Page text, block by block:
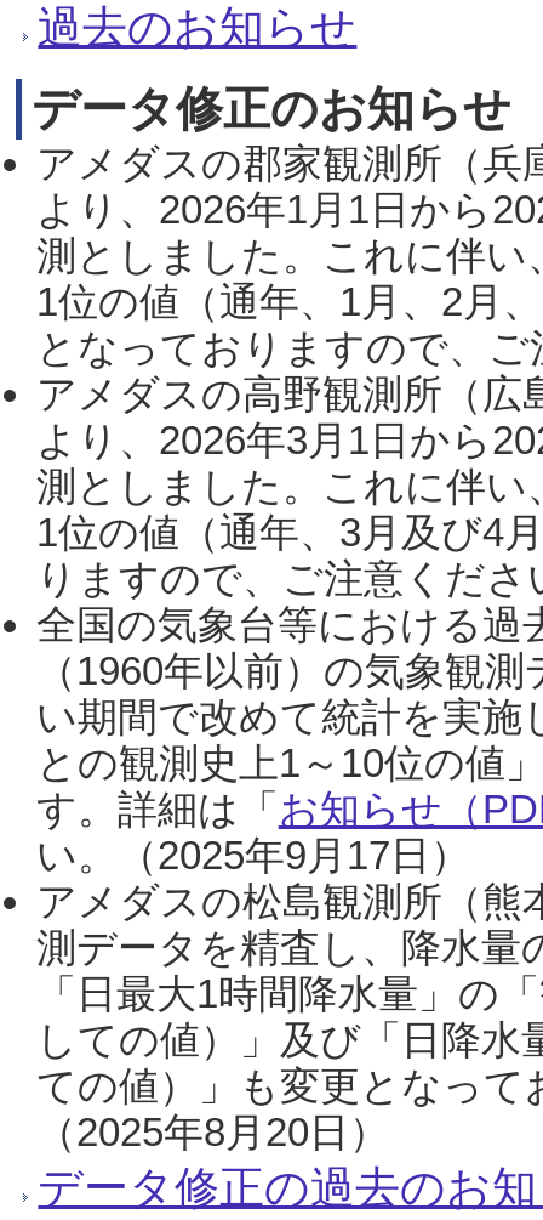
過去のお知らせ
データ修正のお知らせ
アメダスの郡家観測所（
より、2026年1月1日から
測としました。これに伴い
1位の値（通年、1月、2月
となっておりますので、
アメダスの高野観測所（
より、2026年3月1日から
測としました。これに伴い
1位の値（通年、3月及び4
りますので、ご注意くだ
全国の気象台等における過
（1960年以前）の気象観
い期間で改めて統計を実
との観測史上1～10位の値
す。詳細は「 お知らせ（
い。（2025年9月17日）
アメダスの松島観測所（熊
測データを精査し、降水
「日最大1時間降水量」の
しての値）」及び「日降
ての値）」も変更となっ
（2025年8月20日）
データ修正の過去のお